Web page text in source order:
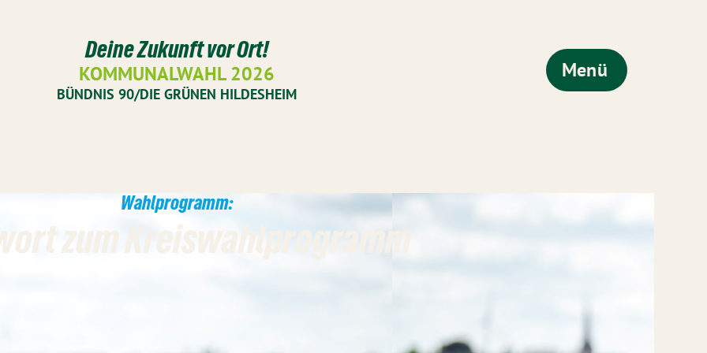
Deine Zukunft vor Ort!
KOMMUNALWAHL 2026
BÜNDNIS 90/DIE GRÜNEN HILDESHEIM
Menü
Wahlprogramm:
zum Kreiswahlprogramm